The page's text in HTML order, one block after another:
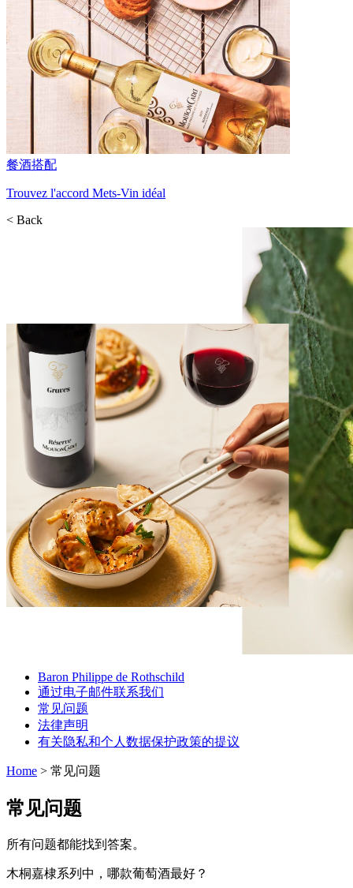
餐酒搭配
Trouvez l'accord Mets-Vin idéal
< Back
Baron Philippe de Rothschild
通过电子邮件联系我们
常见问题
法律声明
有关隐私和个人数据保护政策的提议
Home > 常见问题
常见问题
所有问题都能找到答案。
木桐嘉棣系列中，哪款葡萄酒最好？